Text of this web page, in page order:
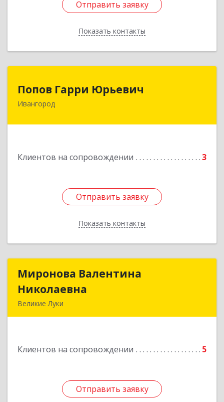
Отправить заявку
Показать контакты
Отправить заявку
Назад
Попов Гарри Юрьевич
Ивангород
Клиентов на сопровождении 3
Отправить заявку
Показать контакты
Отправить заявку
Назад
Миронова Валентина
Николаевна
Великие Луки
Клиентов на сопровождении 5
Отправить заявку
Миронова Валентина
Отправить заявку